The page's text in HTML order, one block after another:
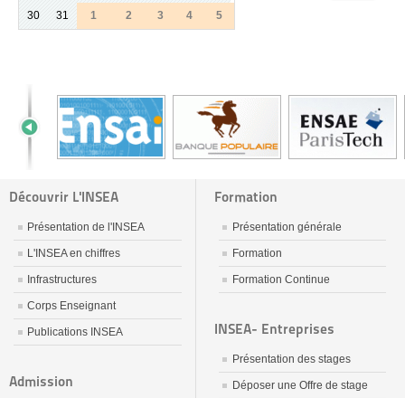
30 31 1 2 3 4 5
Découvrir L'INSEA
Présentation de l'INSEA
L'INSEA en chiffres
Infrastructures
Corps Enseignant
Publications INSEA
Admission
Formation
Présentation générale
Formation
Formation Continue
INSEA- Entreprises
Présentation des stages
Déposer une Offre de stage